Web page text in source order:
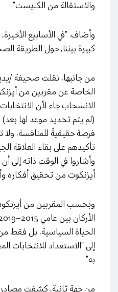
والاستقالة من الكنيست”.
وأضاف: ”في الأسابيع
كبيرة بيننا، حول الطريقة
من جانبها، نقلت صحيفة /
الخاصة عن مقربين من
الانسحاب جاء لأن
(لم يتم تحديد موعد لها
فرصة حقيقيةً للمنافسة، ولا
تأكيدهم على بقاء العلاقة
وأشاروا في الوقت ذاته إلى
أيزنكوت من تحقيق أفكاره
وبحسب المقربين من
الحياة السياسية، بل فقط
إلى “الاستعداد للانتخابات
به”.
من جهة ثانية، كشفت